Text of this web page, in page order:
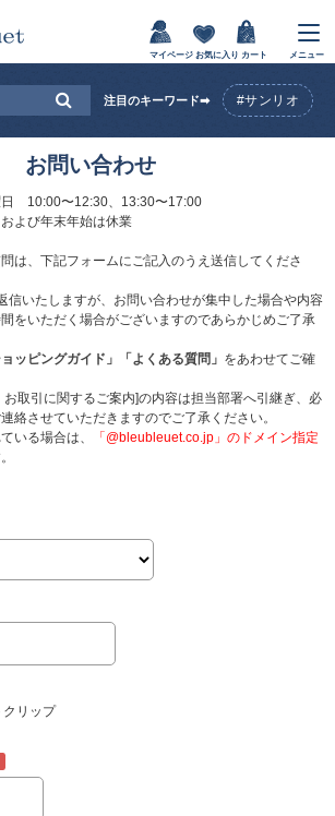
マイページ お気に入り カート メニュー
注目のキーワード➡ #サンリオ
お問い合わせ
日 10:00〜12:30、13:30〜17:00
よび年末年始は休業
は、下記フォームにご記入のうえ送信してくださ
信いたしますが、お問い合わせが集中した場合や内容
をいただく場合がございますのであらかじめご了承
ョッピングガイド」 「よくある質問」 をあわせてご確
お取引に関するご案内]の内容は担当部署へ引継ぎ、必
絡させていただきますのでご了承ください。
いる場合は、
「@bleubleuet.co.jp」のドメイン指定
クリップ